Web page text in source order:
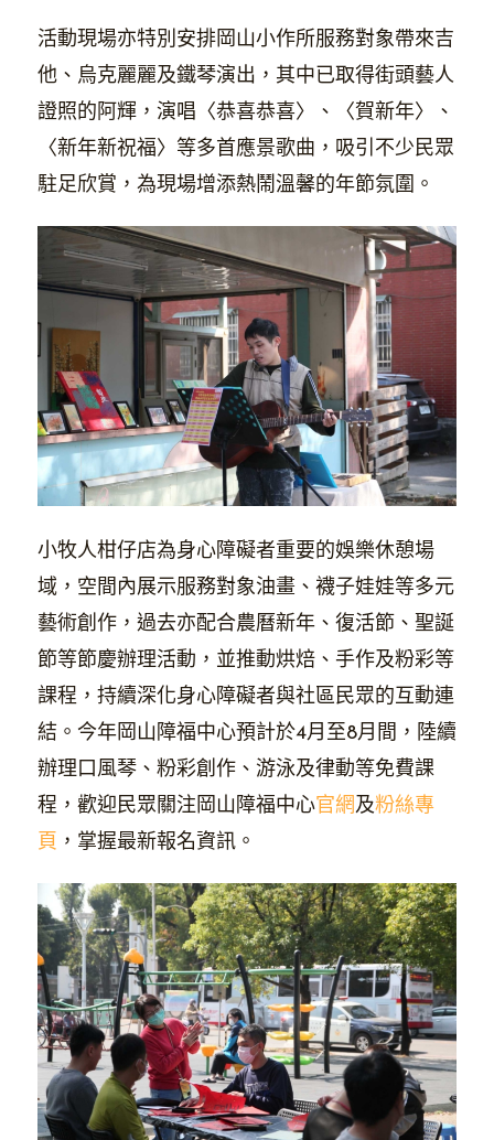
活動現場亦特別安排岡山小作所服務對象帶來吉
他、烏克麗麗及鐵琴演出，其中已取得街頭藝人
證照的阿輝，演唱〈恭喜恭喜〉、〈賀新年〉、
〈新年新祝福〉等多首應景歌曲，吸引不少民眾
駐足欣賞，為現場增添熱鬧溫馨的年節氛圍。
小牧人柑仔店為身心障礙者重要的娛樂休憩場
域，空間內展示服務對象油畫、襪子娃娃等多元
藝術創作，過去亦配合農曆新年、復活節、聖誕
節等節慶辦理活動，並推動烘焙、手作及粉彩等
課程，持續深化身心障礙者與社區民眾的互動連
結。今年岡山障福中心預計於4月至8月間，陸續
辦理口風琴、粉彩創作、游泳及律動等免費課
程，歡迎民眾關注岡山障福中心官網及粉絲專
頁 ，掌握最新報名資訊。